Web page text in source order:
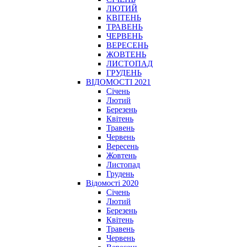
ЛЮТИЙ
КВІТЕНЬ
ТРАВЕНЬ
ЧЕРВЕНЬ
ВЕРЕСЕНЬ
ЖОВТЕНЬ
ЛИСТОПАД
ГРУДЕНЬ
ВІДОМОСТІ 2021
Січень
Лютий
Березень
Квітень
Травень
Червень
Вересень
Жовтень
Листопад
Грудень
Відомості 2020
Січень
Лютий
Березень
Квітень
Травень
Червень